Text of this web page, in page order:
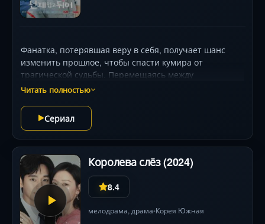
Фанатка, потерявшая веру в себя, получает шанс
изменить прошлое, чтобы спасти кумира от
трагической судьбы. Перемещаясь между
временными линиями, она обнаруживает, что каждое
чувства, рождённые в ином времени, оказываются
сильнее самой судьбы. Мелодрама с элементами
фэнтези, где смех переплетается со слезами, а химия
главных героев покоряет с первых кадров.
Читать полностью
Сериал
Королева слёз (2024)
8.4
мелодрама, драма•Корея Южная